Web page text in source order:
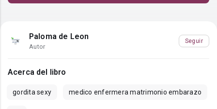
Paloma de Leon
Autor
Seguir
Acerca del libro
gordita sexy medico enfermera matrimonio embarazo